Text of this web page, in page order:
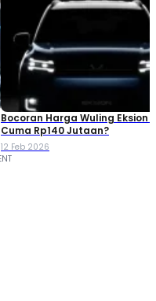
Bocoran Harga Wuling Eksion
Cuma Rp140 Jutaan?
12 Feb 2026